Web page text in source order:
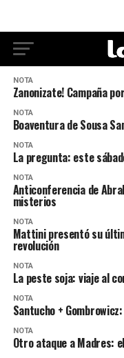
NOTA
Zanonizate! Campaña
NOTA
Boaventura de Sousa
NOTA
La pregunta: este
NOTA
Anticonferencia de
misterios
NOTA
Mattini presentó su
revolución
NOTA
La peste soja: viaje al
NOTA
Santucho +
NOTA
Otro ataque a Madres: